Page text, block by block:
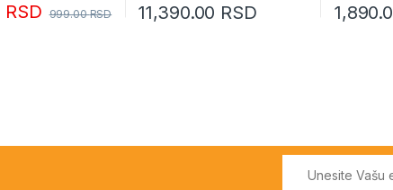
RSD 999.00RSD 11,390.00 RSD